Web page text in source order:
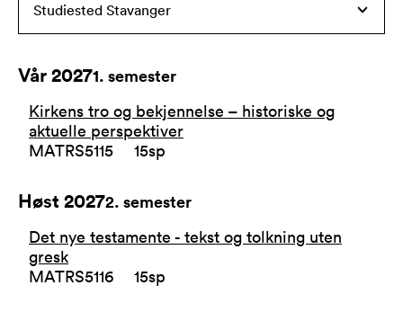
Vår 20271. semester
Kirkens tro og bekjennelse – historiske og
aktuelle perspektiver
MATRS5115
15sp
Høst 20272. semester
Det nye testamente - tekst og tolkning uten
gresk
MATRS5116
15sp